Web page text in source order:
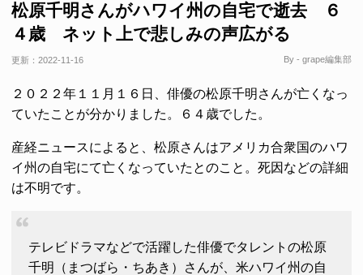
松原千明さんがハワイ州の自宅で逝去 ６
４歳 ネット上で悲しみの声広がる
更新： 2022-11-16 By - grape編集部
２０２２年１１月１６日、俳優の松原千明さんが亡くなっ
ていたことが分かりました。６４歳でした。
産経ニュースによると、松原さんはアメリカ合衆国のハワ
イ州の自宅にて亡くなっていたとのこと。死因などの詳細
は不明です。
テレビドラマなどで活躍した俳優でタレントの松原
千明（まつばら・ちあき）さんが、米ハワイ州の自